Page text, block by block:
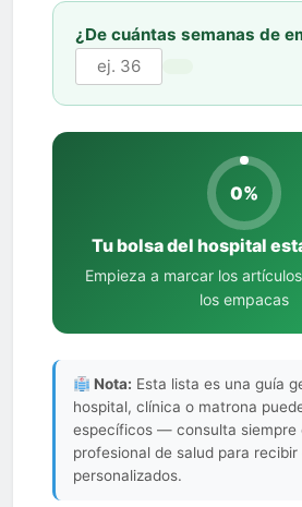
¿De cuántas semanas de
0%
Tu bolsa del hospital
Empieza a marcar los
los empacas
Nota: Esta lista es una guía
hospital, clínica o matrona
específicos — consulta siempre
profesional de salud para recibir
personalizados.